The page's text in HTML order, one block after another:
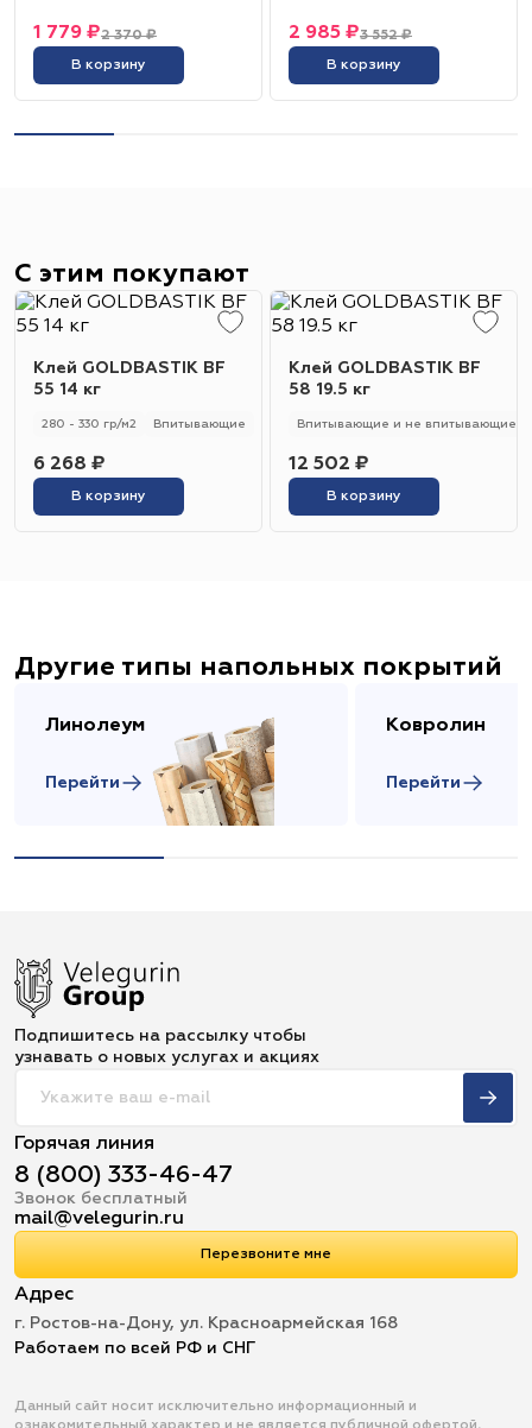
2 370 ₽
1 779 ₽
В корзину
3 552 ₽
2 985 ₽
В корзину
С этим покупают
Клей GOLDBASTIK BF
55 14 кг
280 - 330 гр/м2 Впитывающие
6 268 ₽
В корзину
Клей GOLDBASTIK BF
58 19.5 кг
Впитывающие и не впитывающие
12 502 ₽
В корзину
Другие типы напольных покрытий
Линолеум
Перейти
Ковролин
Перейти
Подпишитесь на рассылку чтобы
узнавать о новых услугах и акциях
Горячая линия
8 (800) 333-46-47
Звонок бесплатный
mail@velegurin.ru
Перезвоните мне
Адрес
г. Ростов-на-Дону, ул. Красноармейская 168
Работаем по всей РФ и СНГ
Данный сайт носит исключительно информационный и